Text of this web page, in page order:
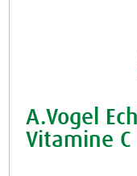
A.Vogel
Vitamine